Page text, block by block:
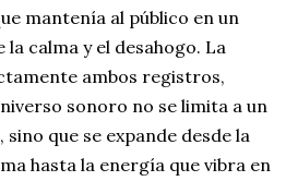
mantenía al público en un
calma y el desahogo. La
ambos registros,
sonoro no se limita a un
que se expande desde la
hasta la energía que vibra en